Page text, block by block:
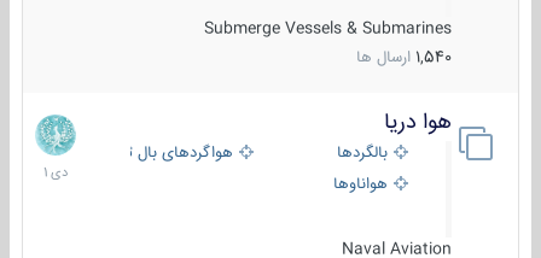
Submerge Vessels & Submarines
1,540 ارسال ها
هوا دریا
بالگردها
هواگردهای بال ثابت
هواناوها
Naval Aviation
12
دی
1401